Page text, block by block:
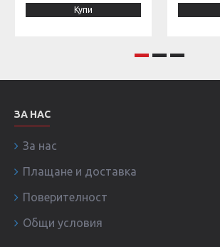
Купи
ЗА НАС
За нас
Плащане и доставка
Поверителност
Общи условия